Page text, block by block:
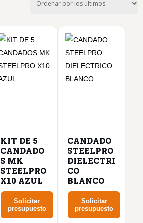
últimos
KIT DE 5
CANDADO
S MK
STEELPRO
X10 AZUL
Solicitar
presupuesto
CANDADO
STEELPRO
DIELECTRI
CO
BLANCO
Solicitar
presupuesto